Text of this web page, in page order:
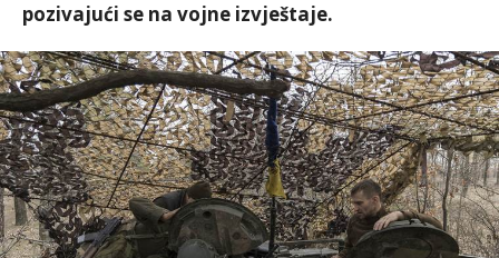
pozivajući se na vojne izvještaje.